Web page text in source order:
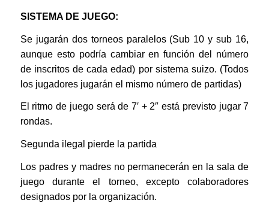
SISTEMA DE JUEGO:
Se jugarán dos torneos paralelos (Sub 10 y sub 16,
aunque esto podría cambiar en función del número
de inscritos de cada edad) por sistema suizo. (Todos
los jugadores jugarán el mismo número de partidas)
El ritmo de juego será de 7′ + 2″ está previsto jugar 7
rondas.
Segunda ilegal pierde la partida
Los padres y madres no permanecerán en la sala de
juego durante el torneo, excepto colaboradores
designados por la organización.